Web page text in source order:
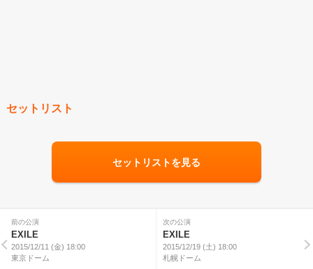
セットリスト
セットリストを見る
前の公演
EXILE
2015/12/11 (金) 18:00
東京ドーム
次の公演
EXILE
2015/12/19 (土) 18:00
札幌ドーム